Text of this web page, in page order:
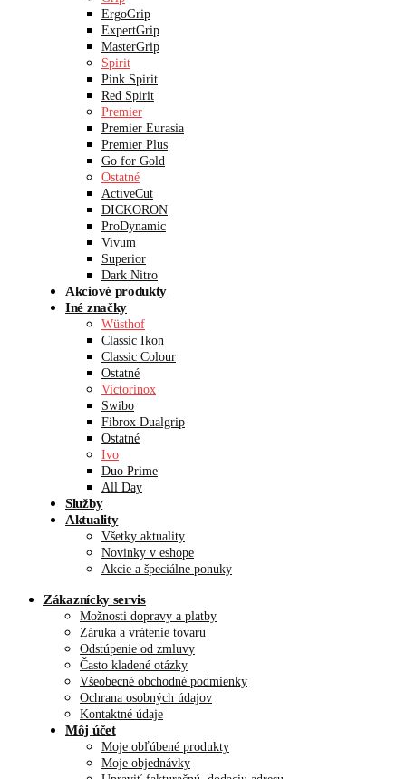
ErgoGrip
ExpertGrip
MasterGrip
Spirit
Pink Spirit
Red Spirit
Premier
Premier Eurasia
Premier Plus
Go for Gold
Ostatné
ActiveCut
DICKORON
ProDynamic
Vivum
Superior
Dark Nitro
Akciové produkty
Iné značky
Wüsthof
Classic Ikon
Classic Colour
Ostatné
Victorinox
Swibo
Fibrox Dualgrip
Ostatné
Ivo
Duo Prime
All Day
Služby
Aktuality
Všetky aktuality
Novinky v eshope
Akcie a špeciálne ponuky
Zákaznícky servis
Možnosti dopravy a platby
Záruka a vrátenie tovaru
Odstúpenie od zmluvy
Často kladené otázky
Všeobecné obchodné podmienky
Ochrana osobných údajov
Kontaktné údaje
Môj účet
Moje obľúbené produkty
Moje objednávky